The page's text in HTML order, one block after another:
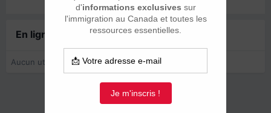
En ligne récemment0 membre est en ligne
Aucun utilisateur enregistré regarde cette page.